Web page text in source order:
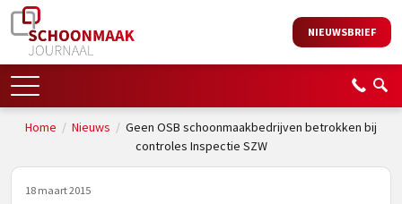
NIEUWSBRIEF
Home / Nieuws / Geen OSB schoonmaakbedrijven betrokken bij
controles Inspectie SZW
18 maart 2015